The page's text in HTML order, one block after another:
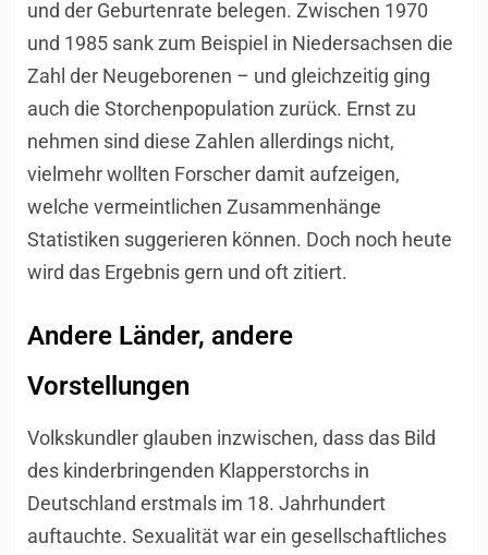
und der Geburtenrate belegen. Zwischen 1970
und 1985 sank zum Beispiel in Niedersachsen die
Zahl der Neugeborenen – und gleichzeitig ging
auch die Storchenpopulation zurück. Ernst zu
nehmen sind diese Zahlen allerdings nicht,
vielmehr wollten Forscher damit aufzeigen,
welche vermeintlichen Zusammenhänge
Statistiken suggerieren können. Doch noch heute
wird das Ergebnis gern und oft zitiert.
Andere Länder, andere
Vorstellungen
Volkskundler glauben inzwischen, dass das Bild
des kinderbringenden Klapperstorchs in
Deutschland erstmals im 18. Jahrhundert
auftauchte. Sexualität war ein gesellschaftliches